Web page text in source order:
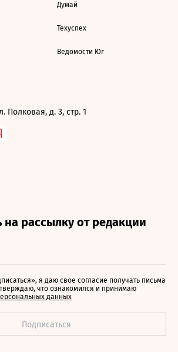
Думай
Техуспех
Ведомости Юг
Полковая, д. 3, стр. 1
я даю свое согласие получать письма
что ознакомился и принимаю
данных